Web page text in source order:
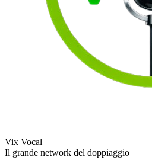
Vix Vocal
Il grande network del doppiaggio